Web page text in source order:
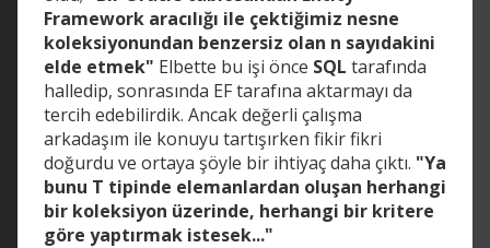
Framework aracılığı ile çektiğimiz nesne
koleksiyonundan benzersiz olan n sayıdakini
elde etmek" Elbette bu işi önce SQL tarafında
halledip, sonrasında EF tarafına aktarmayı da
tercih edebilirdik. Ancak değerli çalışma
arkadaşım ile konuyu tartışırken fikir fikri
doğurdu ve ortaya şöyle bir ihtiyaç daha çıktı. "Ya
bunu T tipinde elemanlardan oluşan herhangi
bir koleksiyon üzerinde, herhangi bir kritere
göre yaptırmak istesek..."